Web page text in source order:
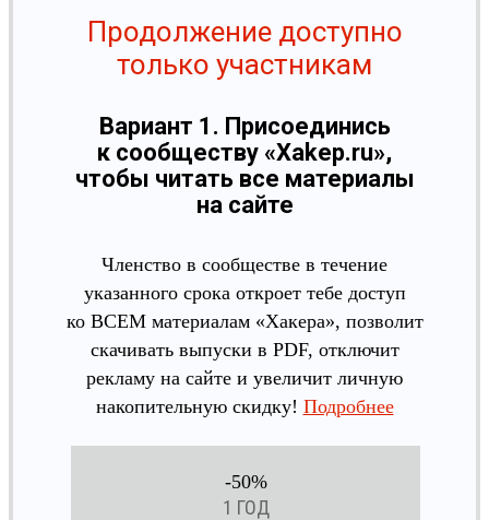
Продолжение доступно
только участникам
Вариант 1. Присоединись
к сообществу «Xakep.ru»,
чтобы читать все материалы
на сайте
Членство в сообществе в течение
указанного срока откроет тебе доступ
ко ВСЕМ материалам «Хакера», позволит
скачивать выпуски в PDF, отключит
рекламу на сайте и увеличит личную
накопительную скидку! Подробнее
-50%
1 ГОД